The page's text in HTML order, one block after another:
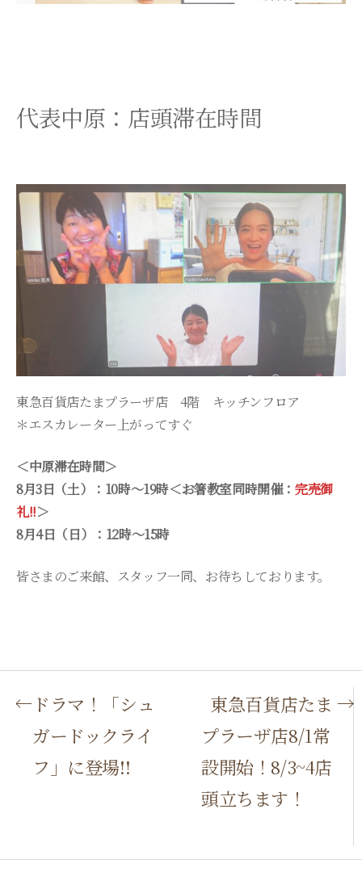
代表中原：店頭滞在時間
東急百貨店たまプラーザ店 4階 キッチンフロア
＊エスカレーター上がってすぐ
＜中原滞在時間＞
8月3日（土）：10時～19時＜お箸教室同時開催：完売御
礼!!＞
8月4日（日）：12時～15時
皆さまのご来館、スタッフ一同、お待ちしております。
P
東急百貨店たま
プラーザ店8/1常
設開始！8/3~4店
頭立ちます！
ドラマ！「シュ
ガードックライ
フ」に登場!!